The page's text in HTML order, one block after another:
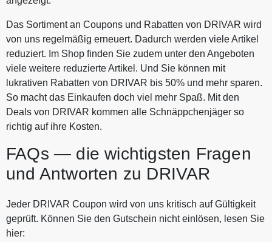
Das Sortiment an Coupons und Rabatten von DRIVAR wird
von uns regelmäßig erneuert. Dadurch werden viele Artikel
reduziert. Im Shop finden Sie zudem unter den Angeboten
viele weitere reduzierte Artikel. Und Sie können mit
lukrativen Rabatten von DRIVAR bis 50% und mehr sparen.
So macht das Einkaufen doch viel mehr Spaß. Mit den
Deals von DRIVAR kommen alle Schnäppchenjäger so
richtig auf ihre Kosten.
FAQs — die wichtigsten Fragen
und Antworten zu DRIVAR
Jeder DRIVAR Coupon wird von uns kritisch auf Gültigkeit
geprüft. Können Sie den Gutschein nicht einlösen, lesen Sie
hier: